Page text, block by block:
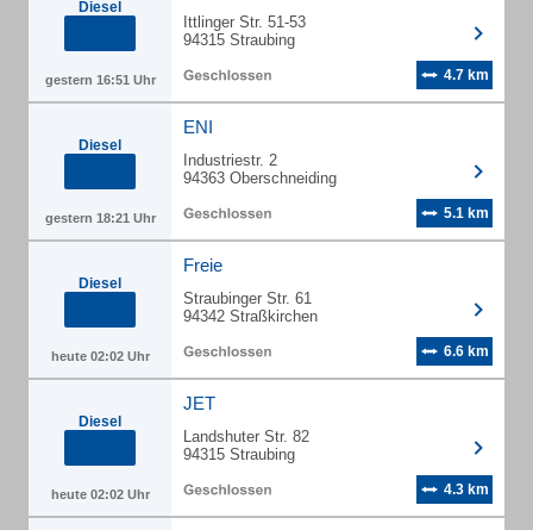
Diesel
gestern 16:51 Uhr
Ittlinger Str. 51-53
94315 Straubing
4.7 km
Diesel
gestern 18:21 Uhr
ENI
Industriestr. 2
94363 Oberschneiding
5.1 km
Diesel
heute 02:02 Uhr
Freie
Straubinger Str. 61
94342 Straßkirchen
6.6 km
Diesel
heute 02:02 Uhr
JET
Landshuter Str. 82
94315 Straubing
4.3 km